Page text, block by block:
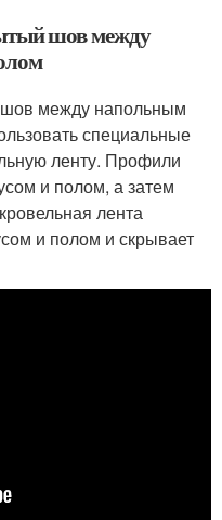
шов между
между напольным
специальные
ленту. Профили
и полом, а затем
лента
и полом и скрывает